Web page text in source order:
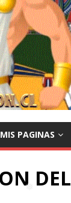
MIS PAGINAS
DEL